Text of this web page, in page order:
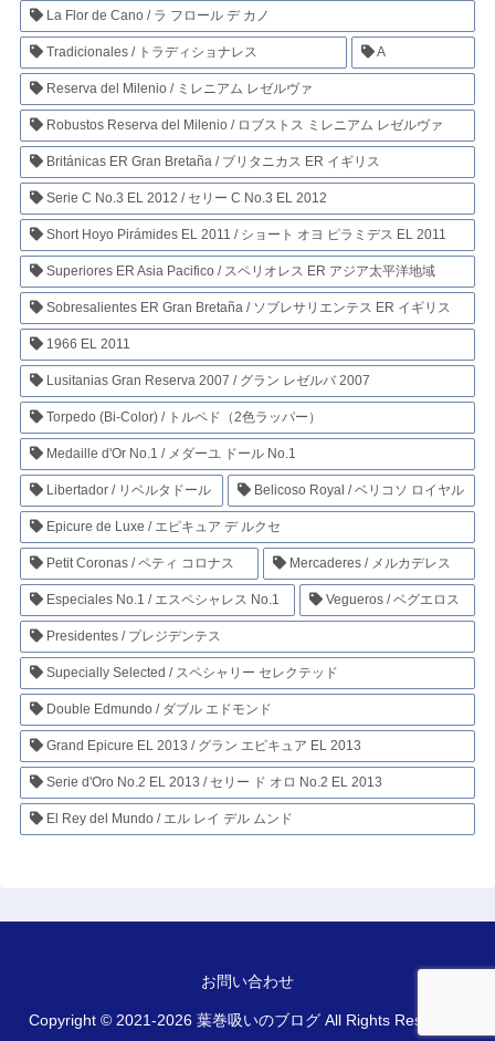
La Flor de Cano / ラ フロール デ カノ
Tradicionales / トラディショナレス A
Reserva del Milenio / ミレニアム レゼルヴァ
Robustos Reserva del Milenio / ロブストス ミレニアム レゼルヴァ
Británicas ER Gran Bretaña / ブリタニカス ER イギリス
Serie C No.3 EL 2012 / セリー C No.3 EL 2012
Short Hoyo Pirámides EL 2011 / ショート オヨ ピラミデス EL 2011
Superiores ER Asia Pacifico / スペリオレス ER アジア太平洋地域
Sobresalientes ER Gran Bretaña / ソブレサリエンテス ER イギリス
1966 EL 2011
Lusitanias Gran Reserva 2007 / グラン レゼルバ 2007
Torpedo (Bi-Color) / トルペド（2色ラッパー）
Medaille d'Or No.1 / メダーユ ドール No.1
Libertador / リベルタドール Belicoso Royal / ベリコソ ロイヤル
Epicure de Luxe / エピキュア デ ルクセ
Petit Coronas / ペティ コロナス Mercaderes / メルカデレス
Especiales No.1 / エスペシャレス No.1 Vegueros / ベグエロス
Presidentes / プレジデンテス
Supecially Selected / スペシャリー セレクテッド
Double Edmundo / ダブル エドモンド
Grand Epicure EL 2013 / グラン エピキュア EL 2013
Serie d'Oro No.2 EL 2013 / セリー ド オロ No.2 EL 2013
El Rey del Mundo / エル レイ デル ムンド
お問い合わせ
Copyright © 2021-2026 葉巻吸いのブログ All Rights Reserved.